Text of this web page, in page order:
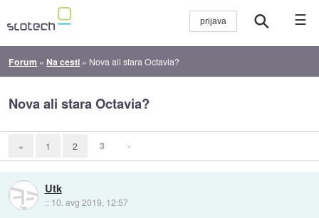
☰
Forum » Na cesti » Nova ali stara Octavia?
Nova ali stara Octavia?
« 1 2 3 »
Utk
:: 10. avg 2019, 12:57